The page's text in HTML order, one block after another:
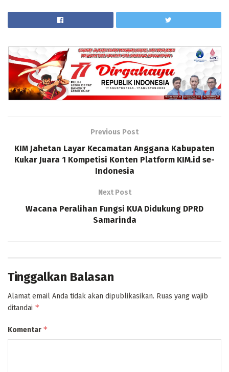
Previous Post
KIM Jahetan Layar Kecamatan Anggana Kabupaten
Kukar Juara 1 Kompetisi Konten Platform KIM.id se-
Indonesia
Next Post
Wacana Peralihan Fungsi KUA Didukung DPRD
Samarinda
Tinggalkan Balasan
Alamat email Anda tidak akan dipublikasikan. Ruas yang wajib
ditandai *
Komentar *